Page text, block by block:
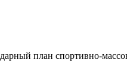
план спортивно-